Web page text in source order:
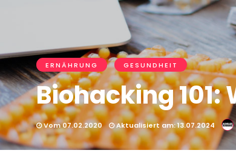
ERNÄHRUNG GESUNDHEIT
Biohacking
Vom 07.02.2020 Aktualisiert am: 13.07.2024